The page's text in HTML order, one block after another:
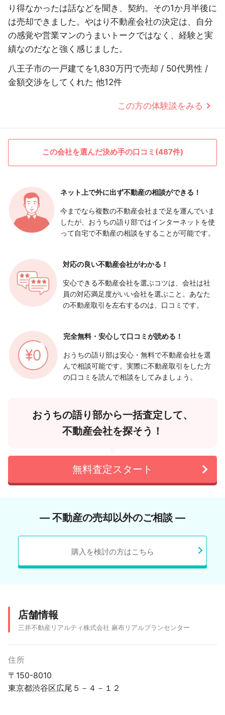
り得なかったは話などを聞き、契約。その1か月半後に
は売却できました。やはり不動産会社の決定は、自分
の感覚や営業マンのうまいトークではなく、経験と実
績なのだなと強く感じました。
八王子市の一戸建てを1,830万円で売却 / 50代男性 /
金額交渉をしてくれた 他12件
この方の体験談をみる
この会社を選んだ決め手の口コミ(487件)
ネット上で外に出ず不動産の相談ができる！
今までなら複数の不動産会社まで足を運んでいま
したが、おうちの語り部ではインターネットを使
って自宅で不動産の相談をすることが可能です。
対応の良い不動産会社がわかる！
安心できる不動産会社を選ぶコツは、会社は社
員の対応満足度がいい会社を選ぶこと。あなた
の不動産取引を左右するのは、口コミです。
完全無料・安心して口コミが読める！
おうちの語り部は安心・無料で不動産会社を選
んで相談可能です。実際に不動産取引をした方
の口コミを読んで相談をしてみましょう。
おうちの語り部から一括査定して、
不動産会社を探そう！
無料査定スタート
― 不動産の売却以外のご相談 ―
購入を検討の方はこちら
店舗情報
三井不動産リアルティ株式会社 麻布リアルプランセンター
住所
〒150-8010
東京都渋谷区広尾５－４－１２